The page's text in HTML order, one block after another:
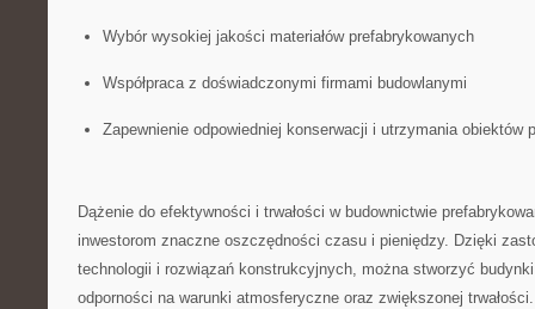
Wybór wysokiej jakości materiałów prefabrykowanych
Współpraca ‍z doświadczonymi firmami budowlanymi
Zapewnienie odpowiedniej konserwacji i utrzymania obiektów
Dążenie do efektywności i trwałości w budownictwie
inwestorom znaczne‍ oszczędności ⁢czasu i pieniędzy.⁢ Dzięki
technologii i rozwiązań konstrukcyjnych, można stworzyć
odporności‍ na warunki atmosferyczne oraz zwiększonej